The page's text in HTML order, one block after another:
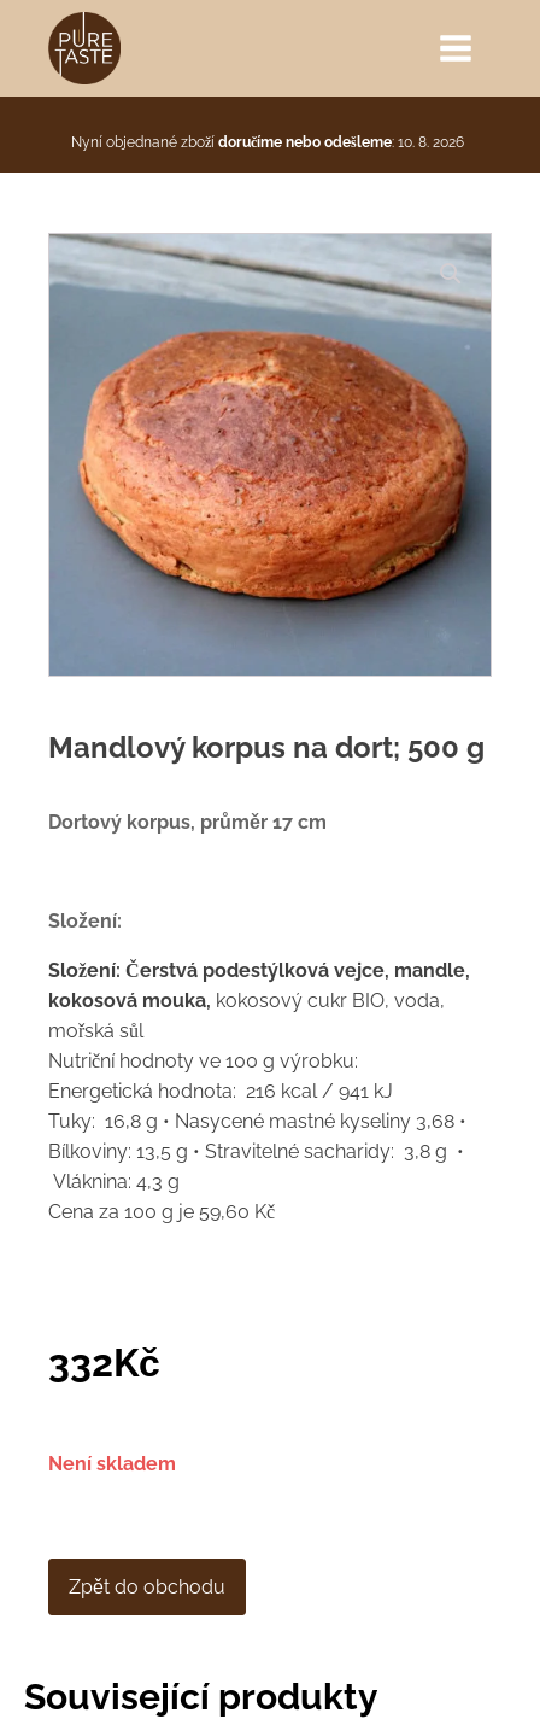
Nyní objednané zboží doručíme nebo odešleme: 10. 8. 2026
Mandlový korpus na dort; 500 g
Dortový korpus, průměr 17 cm
Složení:
Složení: Čerstvá podestýlková vejce, mandle,
kokosová mouka, kokosový cukr BIO, voda,
mořská sůl
Nutriční hodnoty ve 100 g výrobku:
Energetická hodnota: 216 kcal / 941 kJ
Tuky: 16,8 g • Nasycené mastné kyseliny 3,68 •
Bílkoviny: 13,5 g • Stravitelné sacharidy: 3,8 g •
Vláknina: 4,3 g
Cena za 100 g je 59,60 Kč
332Kč
Není skladem
Zpět do obchodu
Související produkty